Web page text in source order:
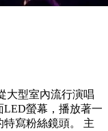
大型室內流行演唱
螢幕，播放著一
寫粉絲鏡頭。 主